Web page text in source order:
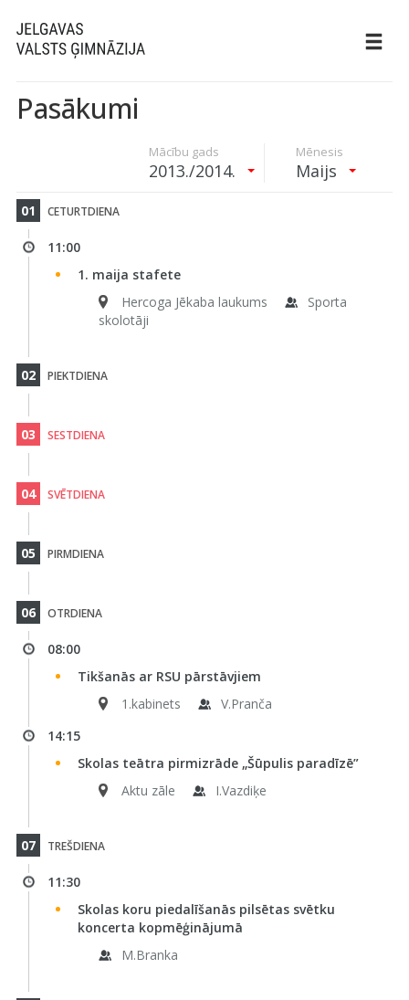
Pasākumi
Mācību gads
2013./2014.
Mēnesis
Maijs
01 CETURTDIENA
11:00
1. maija stafete
Hercoga Jēkaba laukums
Sporta
skolotāji
02 PIEKTDIENA
03 SESTDIENA
04 SVĒTDIENA
05 PIRMDIENA
06 OTRDIENA
08:00
Tikšanās ar RSU pārstāvjiem
1.kabinets
V.Pranča
14:15
Skolas teātra pirmizrāde „Šūpulis paradīzē”
Aktu zāle
I.Vazdiķe
07 TREŠDIENA
11:30
Skolas koru piedalīšanās pilsētas svētku
koncerta kopmēģinājumā
M.Branka